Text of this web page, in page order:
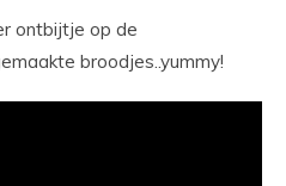
ontbijtje op de
broodjes..yummy!